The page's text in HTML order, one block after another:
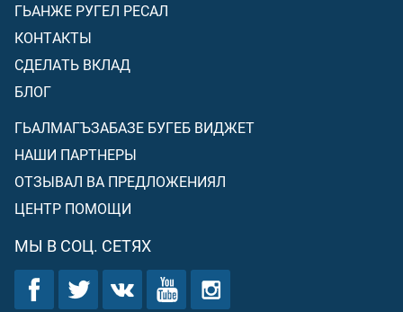
ГЬАНЖЕ РУГЕЛ РЕСАЛ
КОНТАКТЫ
СДЕЛАТЬ ВКЛАД
БЛОГ
ГЬАЛМАГЪЗАБАЗЕ БУГЕБ ВИДЖЕТ
НАШИ ПАРТНЕРЫ
ОТЗЫВАЛ ВА ПРЕДЛОЖЕНИЯЛ
ЦЕНТР ПОМОЩИ
МЫ В СОЦ. СЕТЯХ